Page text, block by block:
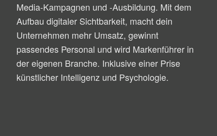
Media-Kampagnen und -Ausbildung. Mit dem
Aufbau digitaler Sichtbarkeit, macht dein
Unternehmen mehr Umsatz, gewinnt
passendes Personal und wird Markenführer in
der eigenen Branche. Inklusive einer Prise
künstlicher Intelligenz und Psychologie.